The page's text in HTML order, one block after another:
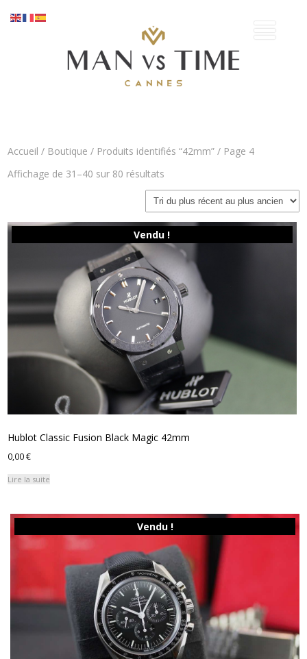
Accueil / Boutique / Produits identifiés “42mm” / Page 4
Affichage de 31–40 sur 80 résultats
plus
récent
au
plus
ancien
Vendu !
Hublot Classic Fusion Black Magic 42mm
0,00€
Lire la suite
Vendu !